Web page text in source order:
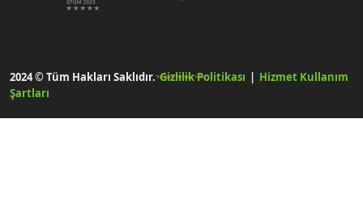
2024 © Tüm Hakları Saklıdır.Gizlilik Politikası
Hizmet Kullanım
Şartları